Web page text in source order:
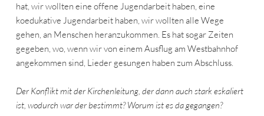
hat, wir wollten eine offene Jugendarbeit haben, eine
koedukative Jugendarbeit haben, wir wollten alle Wege
gehen, an Menschen heranzukommen. Es hat sogar Zeiten
gegeben, wo, wenn wir von einem Ausflug am Westbahnhof
angekommen sind, Lieder gesungen haben zum Abschluss.
Der Konflikt mit der Kirchenleitung, der dann auch stark eskaliert
ist, wodurch war der bestimmt? Worum ist es da gegangen?